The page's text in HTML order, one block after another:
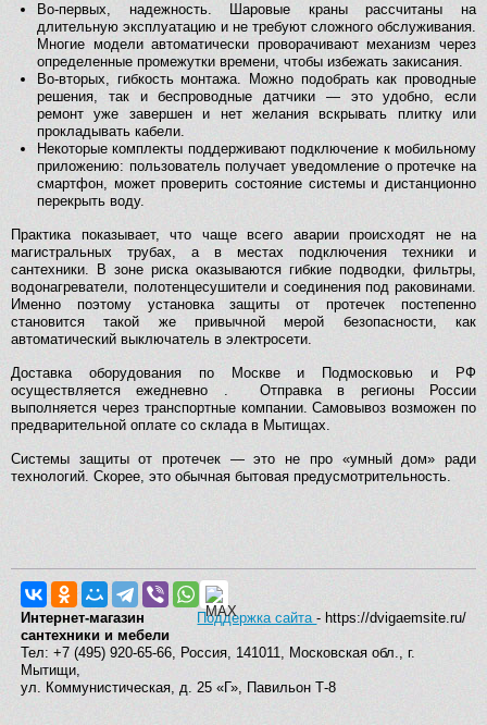
Во-первых, надежность. Шаровые краны рассчитаны на
длительную эксплуатацию и не требуют сложного обслуживания.
Многие модели автоматически проворачивают механизм через
определенные промежутки времени, чтобы избежать закисания.
Во-вторых, гибкость монтажа. Можно подобрать как проводные
решения, так и беспроводные датчики — это удобно, если
ремонт уже завершен и нет желания вскрывать плитку или
прокладывать кабели.
Некоторые комплекты поддерживают подключение к мобильному
приложению: пользователь получает уведомление о протечке на
смартфон, может проверить состояние системы и дистанционно
перекрыть воду.
Практика показывает, что чаще всего аварии происходят не на
магистральных трубах, а в местах подключения техники и
сантехники. В зоне риска оказываются гибкие подводки, фильтры,
водонагреватели, полотенцесушители и соединения под раковинами.
Именно поэтому установка защиты от протечек постепенно
становится такой же привычной мерой безопасности, как
автоматический выключатель в электросети.
Доставка оборудования по Москве и Подмосковью и РФ
осуществляется ежедневно . Отправка в регионы России
выполняется через транспортные компании. Самовывоз возможен по
предварительной оплате со склада в Мытищах.
Системы защиты от протечек — это не про «умный дом» ради
технологий. Скорее, это обычная бытовая предусмотрительность.
Поддержка сайта- https://dvigaemsite.ru/
Интернет-магазин
сантехники и мебели
Тел: +7 (495) 920-65-66, Россия, 141011, Московская обл., г.
Мытищи,
ул. Коммунистическая, д. 25 «Г», Павильон Т-8